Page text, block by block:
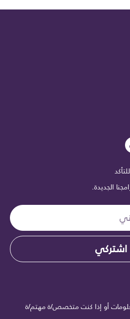
الجديدة.
اشتركي
أو إذا كنت متخصص/ة مهتم/ة